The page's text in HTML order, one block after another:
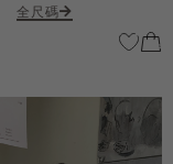
全尺碼